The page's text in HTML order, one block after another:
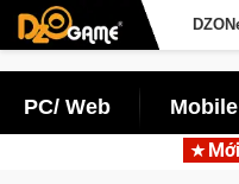
PC/ Web
Trang bị của game thủ